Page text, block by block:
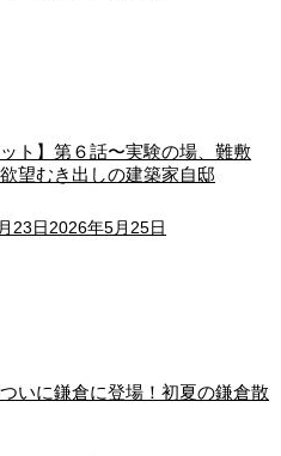
ト】第６話〜実験の場、難敷
望むき出しの建築家自邸
23日2026年5月25日
いに鎌倉に登場！初夏の鎌倉散